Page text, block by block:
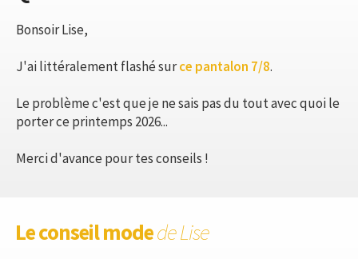
Bonsoir Lise,
J'ai littéralement flashé surce pantalon 7/8.
Le problème c'est que je ne sais pas du tout avec quoi le
porter ce printemps 2026...
Merci d'avance pour tes conseils !
Le conseil modede Lise